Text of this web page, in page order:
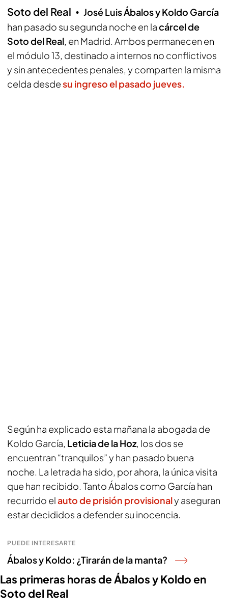
Soto del Real
José Luis Ábalos y Koldo García
han pasado su segunda noche en lacárcel de
Soto del Real, en Madrid. Ambos permanecen en
el módulo 13, destinado a internos no conflictivos
y sin antecedentes penales, y comparten la misma
celda desdesu ingreso el pasado jueves.
Según ha explicado esta mañana la abogada de
Koldo García, Leticia de la Hoz, los dos se
encuentran “tranquilos” y han pasado buena
noche. La letrada ha sido, por ahora, la única visita
que han recibido. Tanto Ábalos como García han
recurrido elauto de prisión provisionaly aseguran
estar decididos a defender su inocencia.
PUEDE INTERESARTE
Ábalos y Koldo: ¿Tirarán de la manta?
Las primeras horas de Ábalos y Koldo en
Soto del Real